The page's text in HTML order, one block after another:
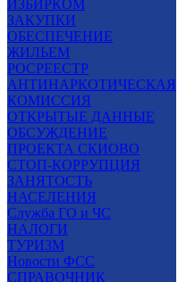
ИЗБИРКОМ
ЗАКУПКИ
ОБЕСПЕЧЕНИЕ
ЖИЛЬЕМ
РОСРЕЕСТР
АНТИНАРКОТИЧЕСКАЯ
КОМИССИЯ
ОТКРЫТЫЕ ДАННЫЕ
ОБСУЖДЕНИЕ
ПРОЕКТА СКИОВО
СТОП-КОРРУПЦИЯ
ЗАНЯТОСТЬ
НАСЕЛЕНИЯ
Служба ГО и ЧС
НАЛОГИ
ТУРИЗМ
Новости ФСС
СПРАВОЧНИК